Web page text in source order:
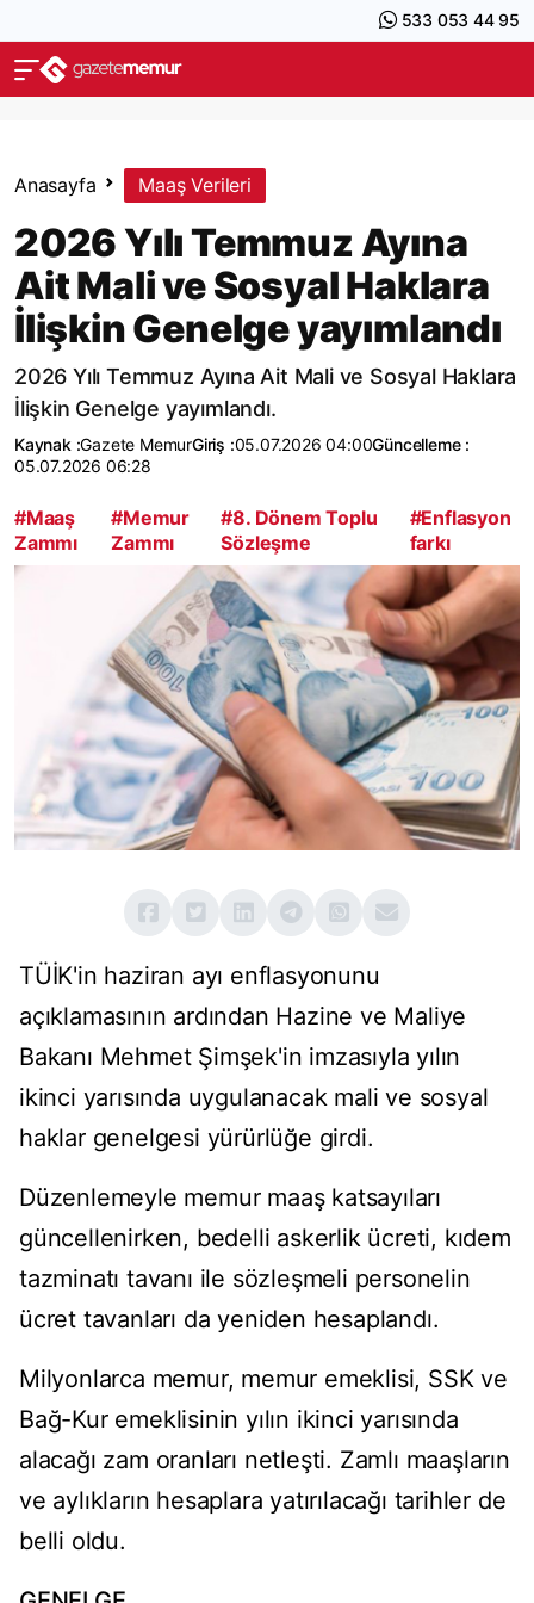
533 053 44 95
Anasayfa Maaş Verileri
2026 Yılı Temmuz Ayına
Ait Mali ve Sosyal Haklara
İlişkin Genelge yayımlandı
2026 Yılı Temmuz Ayına Ait Mali ve Sosyal Haklara
İlişkin Genelge yayımlandı.
Kaynak :Gazete MemurGiriş :05.07.2026 04:00Güncelleme :
05.07.2026 06:28
#Maaş
Zammı
#Memur
Zammı
#8. Dönem Toplu
Sözleşme
#Enflasyon
farkı
TÜİK'in haziran ayı enflasyonunu
açıklamasının ardından Hazine ve Maliye
Bakanı Mehmet Şimşek'in imzasıyla yılın
ikinci yarısında uygulanacak mali ve sosyal
haklar genelgesi yürürlüğe girdi.
Düzenlemeyle memur maaş katsayıları
güncellenirken, bedelli askerlik ücreti, kıdem
tazminatı tavanı ile sözleşmeli personelin
ücret tavanları da yeniden hesaplandı.
Milyonlarca memur, memur emeklisi, SSK ve
Bağ-Kur emeklisinin yılın ikinci yarısında
alacağı zam oranları netleşti. Zamlı maaşların
ve aylıkların hesaplara yatırılacağı tarihler de
belli oldu.